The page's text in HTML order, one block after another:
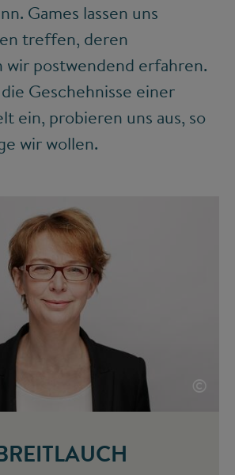
Games lassen uns
treffen, deren
wir postwendend erfahren.
Geschehnisse einer
ein, probieren uns aus, so
wir wollen.
©